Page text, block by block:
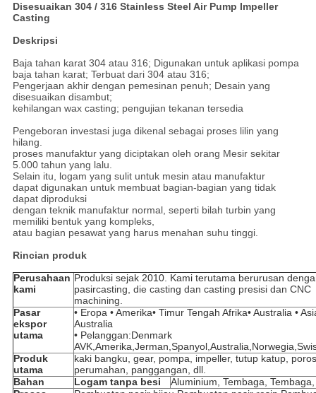
Disesuaikan 304 / 316 Stainless Steel Air Pump Impeller
Casting
Deskripsi
Baja tahan karat 304 atau 316; Digunakan untuk aplikasi pompa
baja tahan karat; Terbuat dari 304 atau 316;
Pengerjaan akhir dengan pemesinan penuh; Desain yang
disesuaikan disambut;
kehilangan wax casting; pengujian tekanan tersedia
Pengeboran investasi juga dikenal sebagai proses lilin yang
hilang.
proses manufaktur yang diciptakan oleh orang Mesir sekitar
5.000 tahun yang lalu.
Selain itu, logam yang sulit untuk mesin atau manufaktur
dapat digunakan untuk membuat bagian-bagian yang tidak
dapat diproduksi
dengan teknik manufaktur normal, seperti bilah turbin yang
memiliki bentuk yang kompleks,
atau bagian pesawat yang harus menahan suhu tinggi.
Rincian produk
Perusahaan
kami
Produksi sejak 2010. Kami terutama berurusan
pasircasting, die casting dan casting presisi dan CNC
machining.
Pasar
ekspor
utama
• Eropa • Amerika• Timur Tengah Afrika• Australia •
Australia
• Pelanggan:Denmark
Produk
utama
kaki bangku, gear, pompa, impeller, tutup katup,
perumahan, panggangan, dll.
Bahan
Logam tanpa besi
Aluminium, Tembaga,